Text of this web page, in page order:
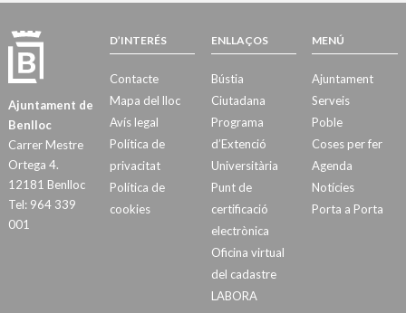
Ajuntament de
Benlloc
Carrer Mestre
Ortega 4.
12181 Benlloc
Tel: 964 339
001
D’INTERÉS
Contacte
Mapa del lloc
Avís legal
Política de
privacitat
Política de
cookies
ENLLAÇOS
Bústia
Ciutadana
Programa
d’Extenció
Universitària
Punt de
certificació
electrònica
Oficina virtual
del cadastre
LABORA
MENÚ
Ajuntament
Serveis
Poble
Coses per fer
Agenda
Notícies
Porta a Porta